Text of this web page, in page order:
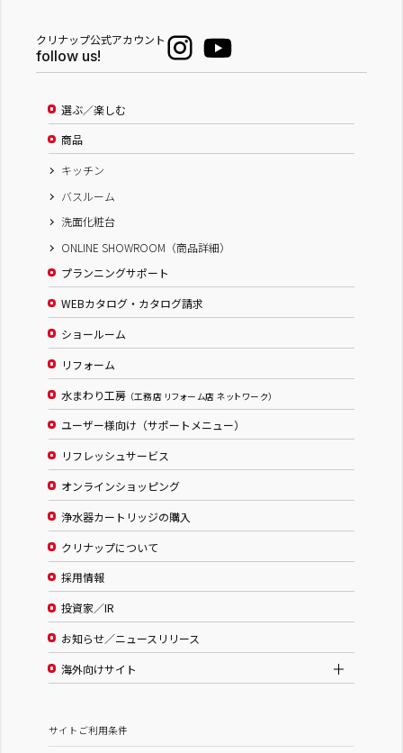
クリナップ公式アカウント
follow us!
選ぶ／楽しむ
商品
キッチン
バスルーム
洗面化粧台
ONLINE SHOWROOM（商品詳細）
プランニングサポート
WEBカタログ・カタログ請求
ショールーム
リフォーム
水まわり工房 （工務店 リフォーム店 ネットワーク）
ユーザー様向け（サポートメニュー）
リフレッシュサービス
オンラインショッピング
浄水器カートリッジの購入
クリナップについて
採用情報
投資家／IR
お知らせ／ニュースリリース
海外向けサイト
サイトご利用条件